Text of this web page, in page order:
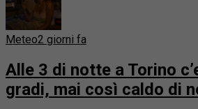
Meteo2 giorni fa
Alle 3 di notte a Torino
gradi, mai così caldo di